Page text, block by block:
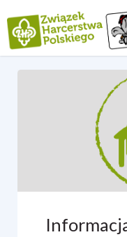
do
treści
on line